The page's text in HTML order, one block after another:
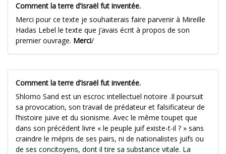
Comment la terre d’Israël fut inventée.
Merci pour ce texte je souhaiterais faire parvenir à Mireille
Hadas Lebel le texte que j’avais écrit à propos de son
premier ouvrage. Merci/
Comment la terre d’Israël fut inventée.
Shlomo Sand est un escroc intellectuel notoire .Il poursuit
sa provocation, son travail de prédateur et falsificateur de
l’histoire juive et du sionisme. Avec le même toupet que
dans son précédent livre « le peuple juif existe-t-il ? » sans
craindre le mépris de ses pairs, ni de nationalistes juifs ou
de ses concitoyens, dont il tire sa substance vitale. La